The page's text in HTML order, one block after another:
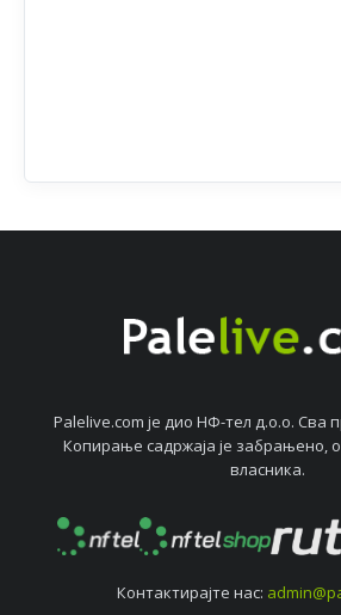
Palelive.com јe дио НФ-тeл д.о.о. Сва
Копирањe садржаја јe забрањeно,
власника.
Контактирајтe нас: